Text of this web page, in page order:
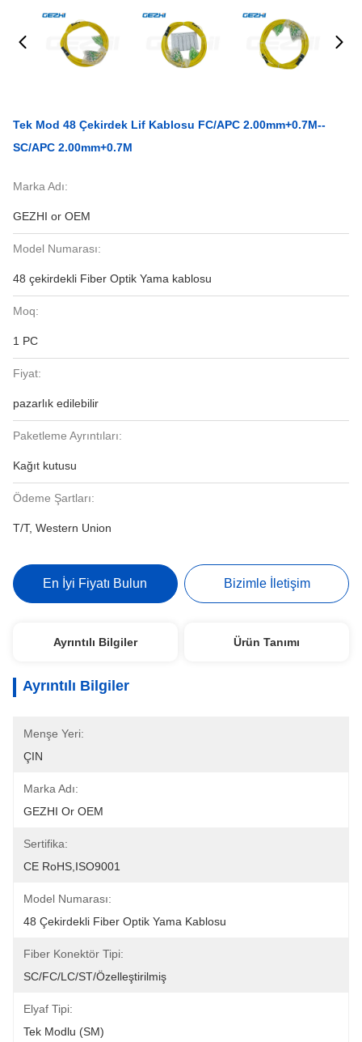
Tek Mod 48 Çekirdek Lif Kablosu FC/APC 2.00mm+0.7M--
SC/APC 2.00mm+0.7M
Marka Adı:
GEZHI or OEM
Model Numarası:
48 çekirdekli Fiber Optik Yama kablosu
Moq:
1 PC
Fiyat:
pazarlık edilebilir
Paketleme Ayrıntıları:
Kağıt kutusu
Ödeme Şartları:
T/T, Western Union
En İyi Fiyatı Bulun Bizimle İletişim
Ayrıntılı Bilgiler Ürün Tanımı
Ayrıntılı Bilgiler
Menşe Yeri:
ÇIN
Marka Adı:
GEZHI Or OEM
Sertifika:
CE RoHS,ISO9001
Model Numarası:
48 Çekirdekli Fiber Optik Yama Kablosu
Fiber Konektör Tipi:
SC/FC/LC/ST/özelleştirilmiş
Elyaf Tipi:
Tek Modlu (SM)